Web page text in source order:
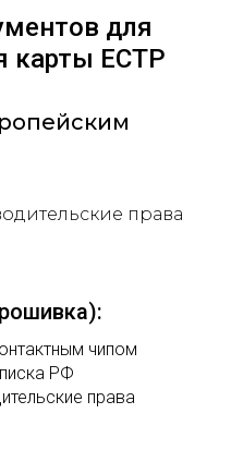
для
карты ЕСТР
права
чипом
РФ
права